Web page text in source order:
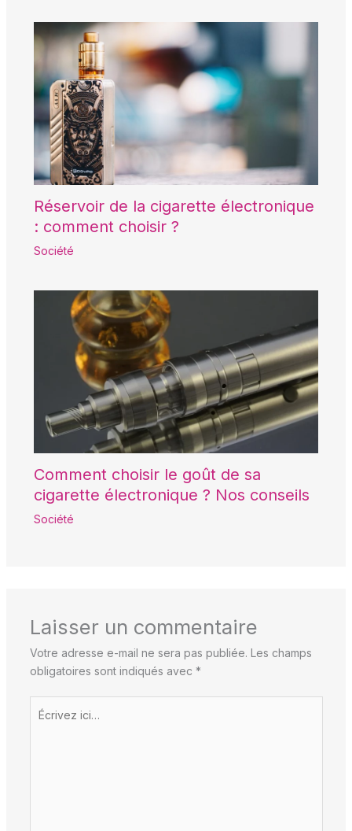
Réservoir de la cigarette électronique
: comment choisir ?
Société
Comment choisir le goût de sa
cigarette électronique ? Nos conseils
Société
Laisser un commentaire
Votre adresse e-mail ne sera pas publiée. Les champs
obligatoires sont indiqués avec *
Écrivez
ici…